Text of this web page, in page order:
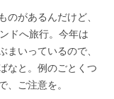
があるんだけど、
ドへ旅行。今年は
いっているので、
なと。例のごとくつ
、ご注意を。